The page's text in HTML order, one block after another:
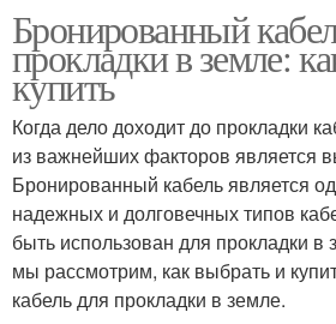
Бронированный
прокладки в земле:
купить
Когда дело доходит до прокладки
из важнейших факторов является
Бронированный кабель является
надежных и долговечных типов
быть использован для прокладки в
мы рассмотрим, как выбрать и
кабель для прокладки в земле.